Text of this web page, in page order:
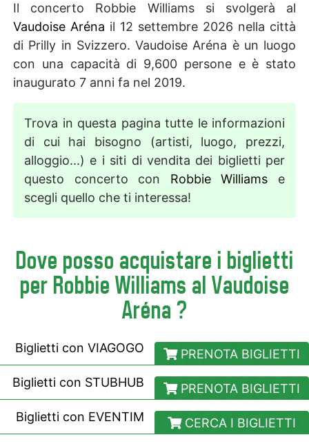
Il concerto Robbie Williams si svolgerà al
Vaudoise Aréna il 12 settembre 2026 nella città
di Prilly in Svizzero. Vaudoise Aréna è un luogo
con una capacità di 9,600 persone e è stato
inaugurato 7 anni fa nel 2019.
Trova in questa pagina tutte le informazioni
di cui hai bisogno (artisti, luogo, prezzi,
alloggio...) e i siti di vendita dei biglietti per
questo concerto con Robbie Williams e
scegli quello che ti interessa!
Dove posso acquistare i biglietti
per Robbie Williams al Vaudoise
Aréna ?
Biglietti con VIAGOGO
PRENOTA BIGLIETTI
Biglietti con STUBHUB
PRENOTA BIGLIETTI
Biglietti con EVENTIM CERCA I BIGLIETTI